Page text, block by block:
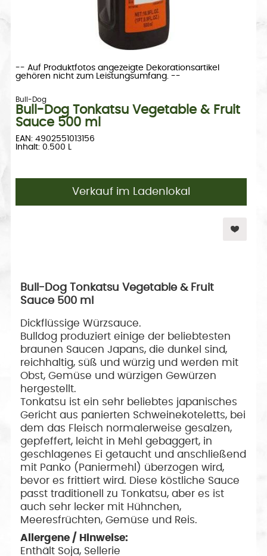
-- Auf Produktfotos angezeigte Dekorationsartikel
gehören nicht zum Leistungsumfang. --
Bull-Dog
Bull-Dog Tonkatsu Vegetable & Fruit
Sauce 500 ml
EAN: 4902551013156
Inhalt: 0.500 L
Verkauf im Ladenlokal
Bull-Dog Tonkatsu Vegetable & Fruit
Sauce 500 ml
Dickflüssige Würzsauce.
Bulldog produziert einige der beliebtesten
braunen Saucen Japans, die dunkel sind,
reichhaltig, süß und würzig und werden mit
Obst, Gemüse und würzigen Gewürzen
hergestellt.
Tonkatsu ist ein sehr beliebtes japanisches
Gericht aus panierten Schweinekoteletts, bei
dem das Fleisch normalerweise gesalzen,
gepfeffert, leicht in Mehl gebaggert, in
geschlagenes Ei getaucht und anschließend
mit Panko (Paniermehl) überzogen wird,
bevor es frittiert wird. Diese köstliche Sauce
passt traditionell zu Tonkatsu, aber es ist
auch sehr lecker mit Hühnchen,
Meeresfrüchten, Gemüse und Reis.
Allergene / Hinweise:
Enthält Soja, Sellerie